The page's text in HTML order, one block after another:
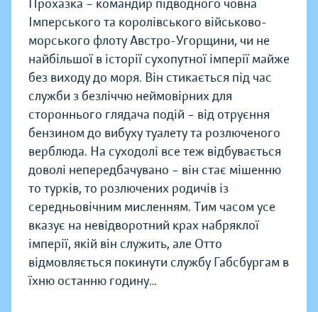
Прохазка – командир підводного човна
Імперського та королівського військово-
морського флоту Австро-Угорщини, чи не
найбільшої в історії сухопутної імперії майже
без виходу до моря. Він стикається під час
служби з безліччю неймовірних для
стороннього глядача подій – від отруєння
бензином до вибуху туалету та розлюченого
верблюда. На суходолі все теж відбувається
доволі непередбачувано – він стає мішенню
то турків, то розлючених родичів із
середньовічним мисленням. Тим часом усе
вказує на невідворотний крах набряклої
імперії, якій він служить, але Отто
відмовляється покинути службу Габсбургам в
їхню останню годину…